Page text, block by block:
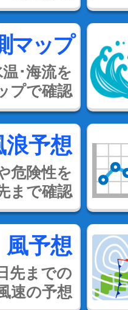
マップ
･海流を
プで確認
浪予想
危険性を
まで確認
風予想
先までの
速の予想